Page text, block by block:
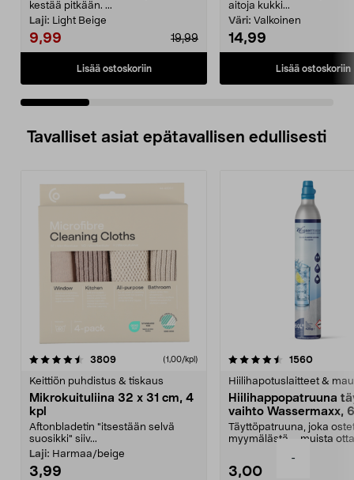
-
kestää pitkään. ...
Laji: Light Beige
9,99 19,99
Lisää ostoskoriin
aitoja kukki...
Väri: Valkoinen
14,99
Lisää ostoskoriin
Tavalliset asiat epätavallisen edullisesti
3809arvostelut (1,00/kpl)
Keittiön puhdistus & tiskaus
Mikrokuituliina 32 x 31 cm, 4
kpl
Aftonbladetin "itsestään selvä
suosikki" siiv...
Laji: Harmaa/beige
3,99
4.5viidestä
1560
Hiilihapotuslaitteet &
Hiilihappopatruuna
vaihto Wassermaxx,
Täyttöpatruuna, joka
myymälästä – muista
3,00
4.5viidestä